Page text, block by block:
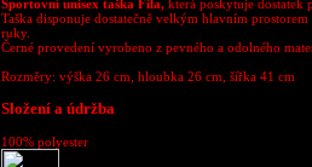
Sportovní unisex taška Fila, která poskytuje dostatek
Taška disponuje dostatečně velkým hlavním
ruky.
Černé provedení vyrobeno z pevného a odolného
Rozměry: výška 26 cm, hloubka 26 cm, šířka 41 cm
Složení a údržba
100% polyester